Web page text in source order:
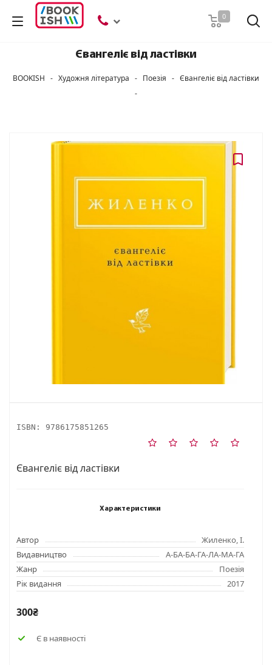
0
Євангеліє від ластівки
BOOKISH - Художня література - Поезія - Євангеліє від ластівки
-
ISBN: 9786175851265
Євангеліє від ластівки
Характеристики
Автор
Жиленко, І.
Видавництво
А-БА-БА-ГА-ЛА-МА-ГА
Жанр
Поезія
Рік видання
2017
300₴
Є в наявності